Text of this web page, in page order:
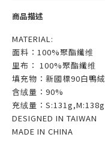
商品描述
MATERIAL:
面料：100%聚酯纖维
里布： 100%聚酯纖维
填充物：新國標90白鴨絨
含绒量：90%
充绒量：S:131g,M:138g
DESIGNED IN TAIWAN
MADE IN CHINA